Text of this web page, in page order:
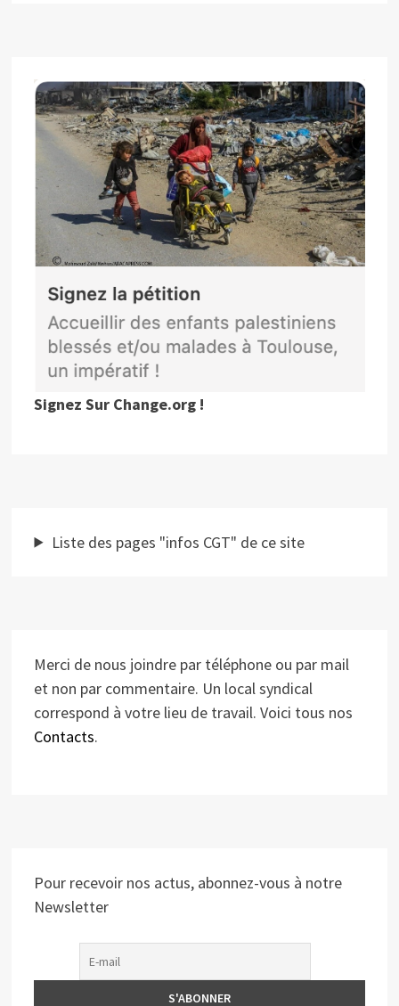
Signez Sur Change.org !
Liste des pages "infos CGT" de ce site
Merci de nous joindre par téléphone ou par mail
et non par commentaire. Un local syndical
correspond à votre lieu de travail. Voici tous nos
Contacts.
Pour recevoir nos actus, abonnez-vous à notre
Newsletter